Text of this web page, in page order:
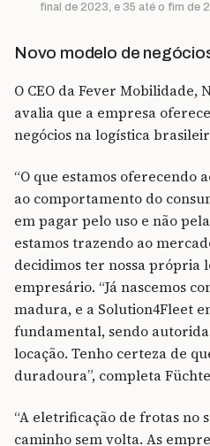
final de 2023, e 35 até o fim de
Novo modelo de
O CEO da Fever Mobilidade,
avalia que a empresa
negócios na logística
“O que estamos oferecendo
ao comportamento do
em pagar pelo uso e não
estamos trazendo ao
decidimos ter nossa própria
empresário. “Já nascemos
madura, e a Solution4Fleet
fundamental, sendo
locação. Tenho certeza de
duradoura”, completa
“A eletrificação de frotas no
caminho sem volta. As